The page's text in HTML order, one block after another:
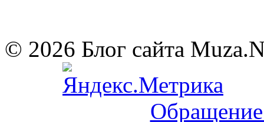
© 2026 Блог сайта
Обращение